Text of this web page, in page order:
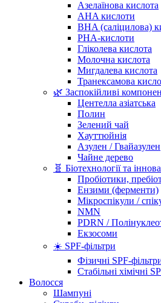
Азелаїнова кислота
AHA кислоти
BHA (саліцилова)
PHA-кислоти
Гліколева кислота
Молочна кислота
Мигдалева кислота
Транексамова
🌿 Заспокійливі
Центелла азіатська
Полин
Зелений чай
Хауттюйнія
Азулен / Гвайазулен
Чайне дерево
🧬 Біотехнології та
Пробіотики,
Ензими (ферменти)
Мікроспікули /
NMN
PDRN /
Екзосоми
☀️ SPF-фільтри
Фізичні SPF-
Стабільні хімічні
Волосся
Шампуні